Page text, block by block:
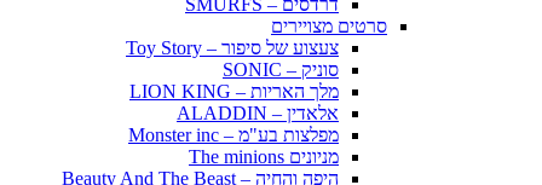
דרדסים – SMURFS
סרטים מצויירים
צעצוע של סיפור – Toy Story
סוניק – SONIC
מלך האריות – LION KING
אלאדין – ALADDIN
מפלצות בע"מ – Monster inc
מניונים The minions
היפה והחיה – Beauty And The Beast